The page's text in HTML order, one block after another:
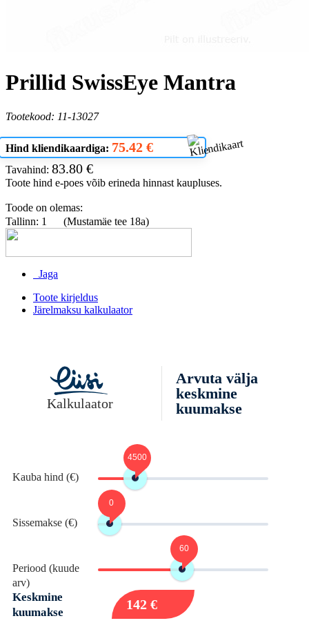
Prillid SwissEye Mantra
Tootekood: 11-13027
Hind kliendikaardiga: 75.42 €
Tavahind: 83.80 €
Toote hind e-poes võib erineda hinnast kaupluses.
Toode on olemas:
Tallinn: 1
(Mustamäe tee 18a)
Jaga
Toote kirjeldus
Järelmaksu kalkulaator